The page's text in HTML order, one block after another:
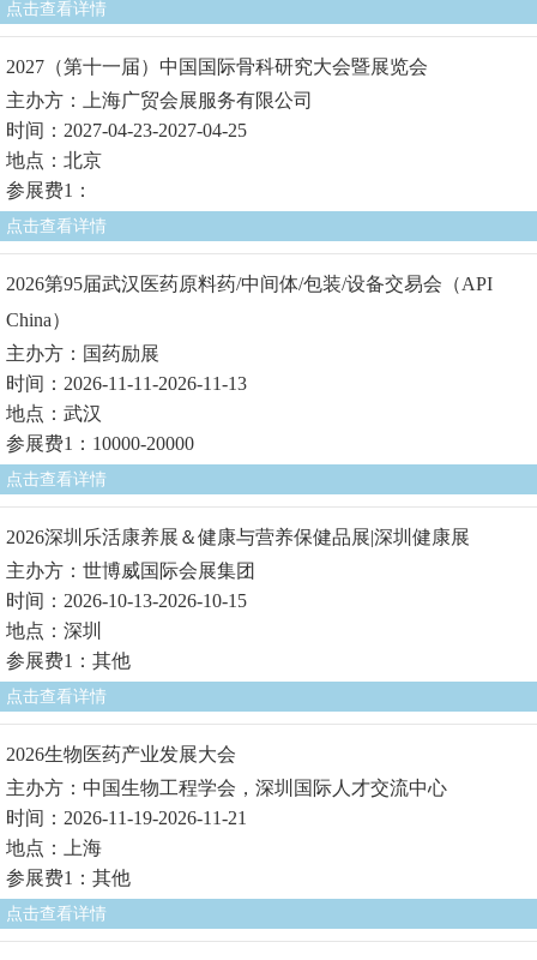
点击查看详情
2027（第十一届）中国国际骨科研究大会暨展览会
主办方：上海广贸会展服务有限公司
时间：2027-04-23-2027-04-25
地点：北京
参展费1：
点击查看详情
2026第95届武汉医药原料药/中间体/包装/设备交易会（API
China）
主办方：国药励展
时间：2026-11-11-2026-11-13
地点：武汉
参展费1：10000-20000
点击查看详情
2026深圳乐活康养展＆健康与营养保健品展|深圳健康展
主办方：世博威国际会展集团
时间：2026-10-13-2026-10-15
地点：深圳
参展费1：其他
点击查看详情
2026生物医药产业发展大会
主办方：中国生物工程学会，深圳国际人才交流中心
时间：2026-11-19-2026-11-21
地点：上海
参展费1：其他
点击查看详情